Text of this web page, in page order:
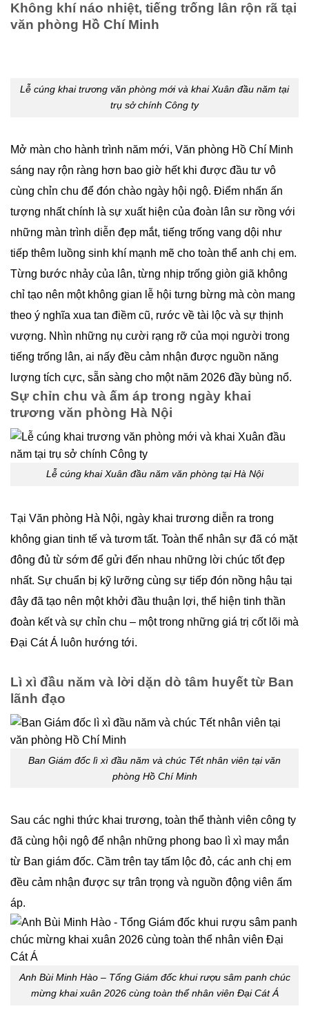
Không khí náo nhiệt, tiếng trống lân rộn rã tại
văn phòng Hồ Chí Minh
Lễ cúng khai trương văn phòng mới và khai Xuân đầu năm tại
trụ sở chính Công ty
Mở màn cho hành trình năm mới, Văn phòng Hồ Chí Minh
sáng nay rộn ràng hơn bao giờ hết khi được đầu tư vô
cùng chỉn chu để đón chào ngày hội ngộ. Điểm nhấn ấn
tượng nhất chính là sự xuất hiện của đoàn lân sư rồng với
những màn trình diễn đẹp mắt, tiếng trống vang dội như
tiếp thêm luồng sinh khí mạnh mẽ cho toàn thể anh chị em.
Từng bước nhảy của lân, từng nhịp trống giòn giã không
chỉ tạo nên một không gian lễ hội tưng bừng mà còn mang
theo ý nghĩa xua tan điềm cũ, rước về tài lộc và sự thịnh
vượng. Nhìn những nụ cười rạng rỡ của mọi người trong
tiếng trống lân, ai nấy đều cảm nhận được nguồn năng
lượng tích cực, sẵn sàng cho một năm 2026 đầy bùng nổ.
Sự chỉn chu và ấm áp trong ngày khai
trương văn phòng Hà Nội
Lễ cúng khai Xuân đầu năm văn phòng tại Hà Nội
Tại Văn phòng Hà Nội, ngày khai trương diễn ra trong
không gian tinh tế và tươm tất. Toàn thể nhân sự đã có mặt
đông đủ từ sớm để gửi đến nhau những lời chúc tốt đẹp
nhất. Sự chuẩn bị kỹ lưỡng cùng sự tiếp đón nồng hậu tại
đây đã tạo nên một khởi đầu thuận lợi, thể hiện tinh thần
đoàn kết và sự chỉn chu – một trong những giá trị cốt lõi mà
Đại Cát Á luôn hướng tới.
Lì xì đầu năm và lời dặn dò tâm huyết từ Ban
lãnh đạo
Ban Giám đốc lì xì đầu năm và chúc Tết nhân viên tại văn
phòng Hồ Chí Minh
Sau các nghi thức khai trương, toàn thể thành viên công ty
đã cùng hội ngộ để nhận những phong bao lì xì may mắn
từ Ban giám đốc. Cầm trên tay tấm lộc đỏ, các anh chị em
đều cảm nhận được sự trân trọng và nguồn động viên ấm
áp.
Anh Bùi Minh Hào – Tổng Giám đốc khui rượu sâm panh chúc
mừng khai xuân 2026 cùng toàn thể nhân viên Đại Cát Á